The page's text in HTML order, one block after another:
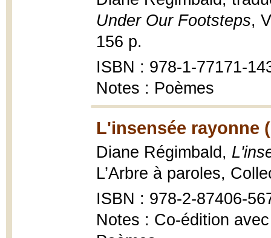
Under Our Footsteps,
156 p.
ISBN : 978-1-77171-
Notes : Poèmes
L'insensée rayonne
Diane Régimbald,
L’Arbre à paroles,
ISBN : 978-2-87406-
Notes : Co-édition